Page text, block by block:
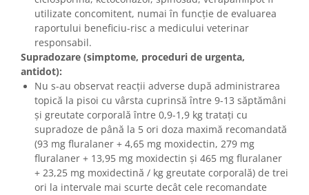
utilizate concomitent, numai în funcție de evaluarea
raportului beneficiu-risc a medicului veterinar
responsabil.
Supradozare (simptome, proceduri de urgenta,
antidot):
Nu s-au observat reacții adverse după administrarea
topică la pisoi cu vârsta cuprinsă între 9-13 săptămâni
și greutate corporală între 0,9-1,9 kg tratați cu
supradoze de până la 5 ori doza maximă recomandată
(93 mg fluralaner + 4,65 mg moxidectin, 279 mg
fluralaner + 13,95 mg moxidectin și 465 mg fluralaner
+ 23,25 mg moxidectină / kg greutate corporală) de trei
ori la intervale mai scurte decât cele recomandate